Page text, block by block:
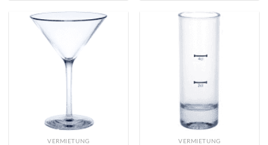
VERMIETUNG VERMIETUNG